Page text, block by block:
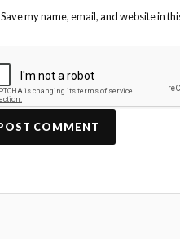
Save my name, email, and website in